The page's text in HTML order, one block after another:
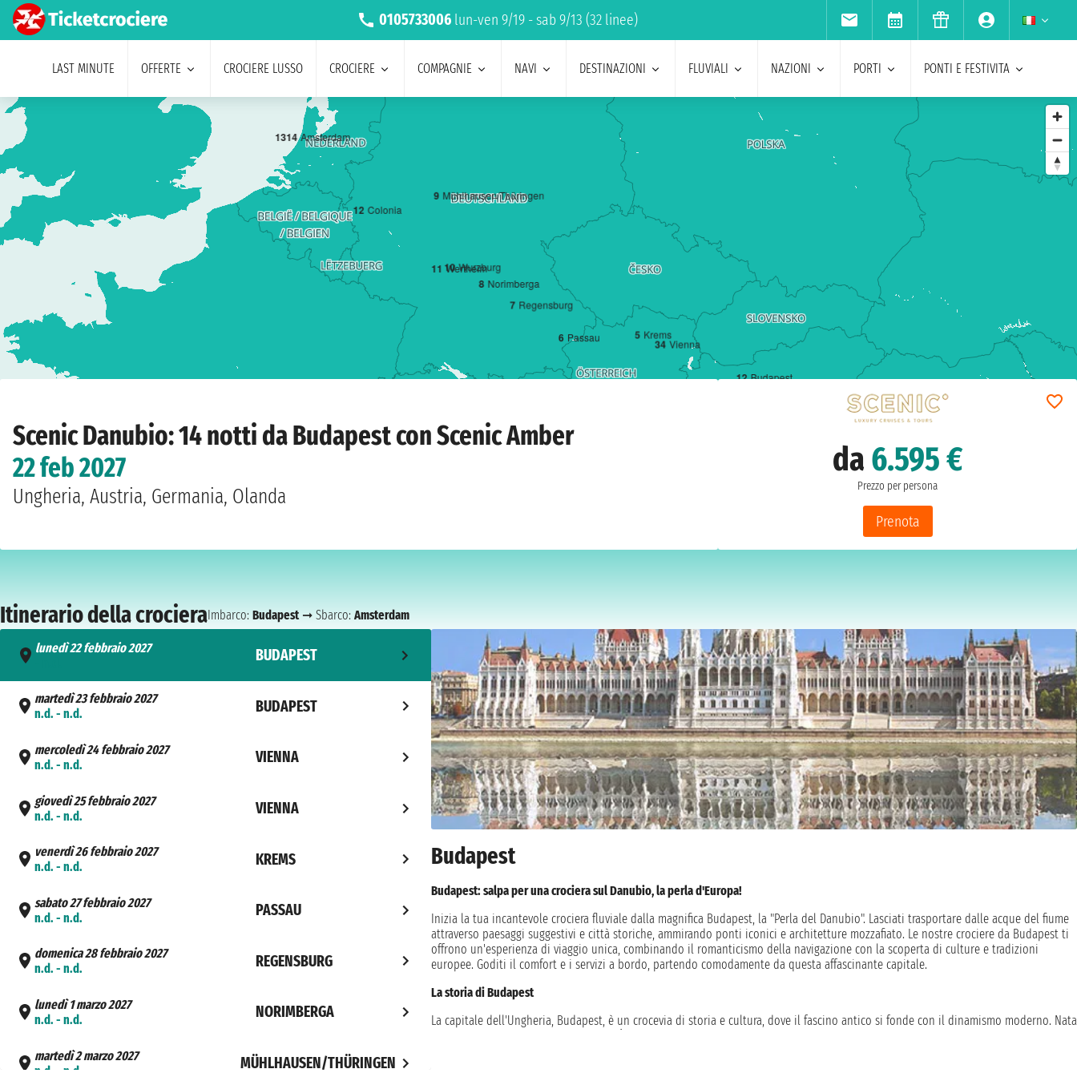
0105733006 lun-ven 9/19 - sab 9/13 (32 linee)
LAST MINUTE OFFERTE CROCIERE LUSSO CROCIERE COMPAGNIE NAVI DESTINAZIONI FLUVIALI NAZIONI PORTI PONTI E FESTIVITA
12 Budapest
34 Vienna
5 Krems
6 Passau
7 Regensburg
8 Norimberga
9 Mühlhausen/Thüringen
10 Wurzburg
11 Wertheim
12 Colonia
1314 Amsterdam
Scenic Danubio: 14 notti da Budapest con Scenic Amber
22 feb 2027
Ungheria, Austria, Germania, Olanda
da 6.595 €
Prezzo per persona
Prenota
Itinerario della crocieraImbarco: Budapest➞ Sbarco: Amsterdam
lunedì 22 febbraio 2027
BUDAPEST
martedì 23 febbraio 2027
n.d. - n.d.
BUDAPEST
mercoledì 24 febbraio 2027
n.d. - n.d.
VIENNA
giovedì 25 febbraio 2027
n.d. - n.d.
VIENNA
venerdì 26 febbraio 2027
n.d. - n.d.
KREMS
sabato 27 febbraio 2027
n.d. - n.d.
PASSAU
domenica 28 febbraio 2027
n.d. - n.d.
REGENSBURG
lunedì 1 marzo 2027
n.d. - n.d.
NORIMBERGA
martedì 2 marzo 2027
n.d. - n.d.
MÜHLHAUSEN/THÜRINGEN
Budapest
Budapest: salpa per una crociera sul Danubio, la perla d'Europa!
Inizia la tua incantevole crociera fluviale dalla magnifica Budapest, la "Perla del Danubio". Lasciati trasportare dalle acque del fiume
attraverso paesaggi suggestivi e città storiche, ammirando ponti iconici e architetture mozzafiato. Le nostre crociere da Budapest ti
offrono un'esperienza di viaggio unica, combinando il romanticismo della navigazione con la scoperta di culture e tradizioni
europee. Goditi il comfort e i servizi a bordo, partendo comodamente da questa affascinante capitale.
La storia di Budapest
La capitale dell'Ungheria, Budapest, è un crocevia di storia e cultura, dove il fascino antico si fonde con il dinamismo moderno. Nata